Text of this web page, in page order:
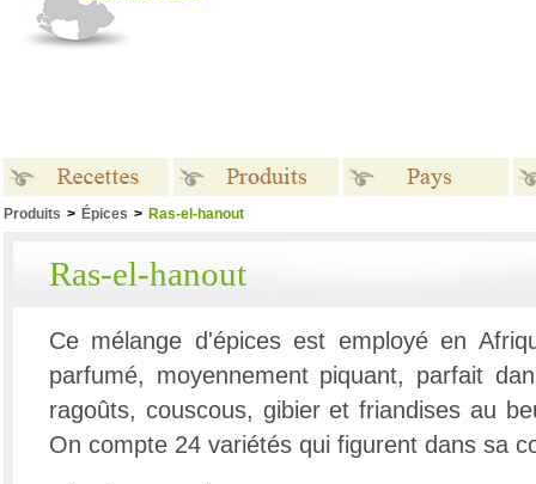
Produits > Épices > Ras-el-hanout
Ras-el-hanout
Ce mélange d'épices est employé en
parfumé, moyennement piquant, parfait
ragoûts, couscous, gibier et friandises au
On compte 24 variétés qui figurent dans sa